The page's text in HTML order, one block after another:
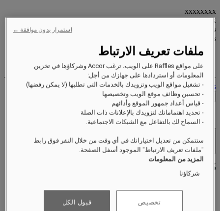
xxxxxxxx
Valid untilxx/xx/xxxx
نقاط المكافآت
pts
حساب الولاء الخاص بك
حجوزاتك
تسجيل الخروج
التحقق من الأسعار
الفنادق والمنتجعات
فتح القائمة
ملفات تعريف الارتباط
على مواقع Raffles على الويب، ترغب Accor وشركاؤها في تخزين
المعلومات أو استردادها على جهازك من أجل:
- تشغيل مواقع الويب وتزويدك بالخدمات التي تطلبها (لا يمكن رفضها)
- تحسين وظائف موقع الويب وتخصيصها
- قياس أعداد جمهور الموقع وأدائهم
- تحديد اهتماماتك لتزويدك بالإعلانات ذات الصلة
- السماح لك بالتفاعل مع الشبكات الاجتماعية.
ستتمكن من تعديل اختياراتك في أي وقت من خلال النقر فوق رابط
"ملفات تعريف الارتباط" الموجود أسفل الصفحة.
المزيد من المعلومات
شركاؤنا
تخصيص قبول الكل
استمرار بدون موافقة ←